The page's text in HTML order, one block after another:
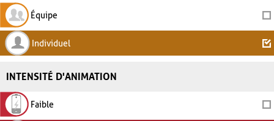
Équipe
Individuel
INTENSITÉ D'ANIMATION
Faible